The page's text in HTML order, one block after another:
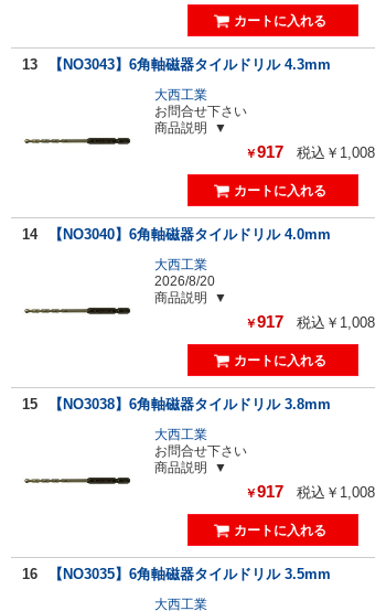
13 【NO3043】6角軸磁器タイルドリル 4.3mm
大西工業
お問合せ下さい
商品説明
￥917 税込￥1,008
14 【NO3040】6角軸磁器タイルドリル 4.0mm
大西工業
2026/8/20
商品説明
￥917 税込￥1,008
15 【NO3038】6角軸磁器タイルドリル 3.8mm
大西工業
お問合せ下さい
商品説明
￥917 税込￥1,008
16 【NO3035】6角軸磁器タイルドリル 3.5mm
大西工業